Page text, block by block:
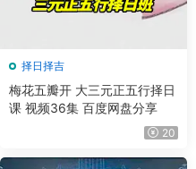
择日择吉
梅花五瓣开 大三元正五行择日
课 视频36集 百度网盘分享
20